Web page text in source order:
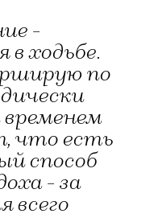
-
ходьбе.
по
что есть
способ
- за
всего